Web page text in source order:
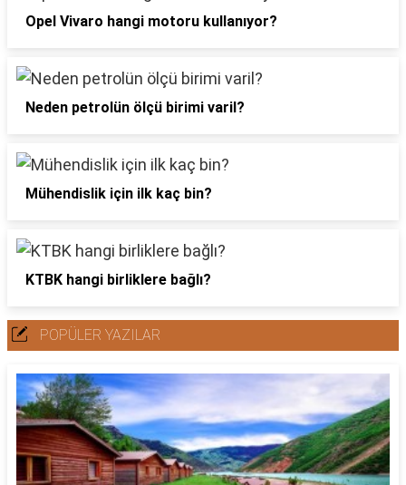
Opel Vivaro hangi motoru kullanıyor?
Neden petrolün ölçü birimi varil?
Mühendislik için ilk kaç bin?
KTBK hangi birliklere bağlı?
POPÜLER YAZILAR